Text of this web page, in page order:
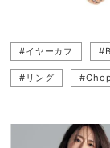
#イヤーカフ
#リング